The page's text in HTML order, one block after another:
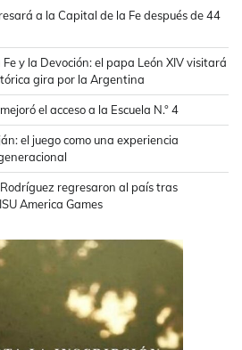
a la Capital de la Fe después de 44
y la Devoción: el papa León XIV visitará
gira por la Argentina
el acceso a la Escuela N.° 4
el juego como una experiencia
regresaron al país tras
America Games